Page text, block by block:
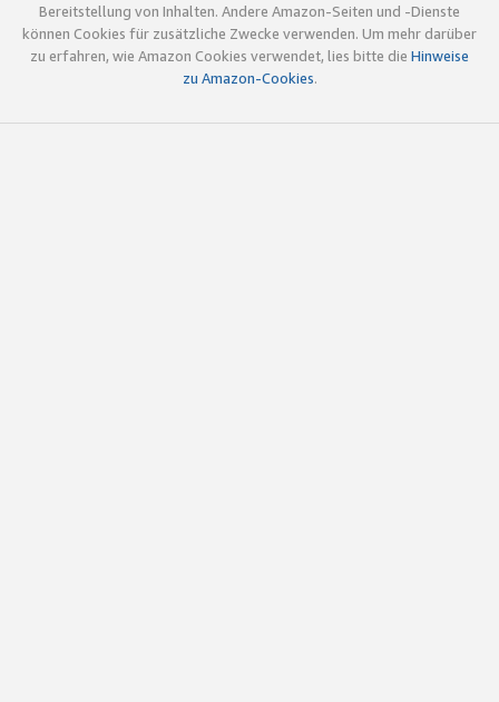
Bereitstellung von Inhalten. Andere Amazon-Seiten und -Dienste
können Cookies für zusätzliche Zwecke verwenden. Um mehr darüber
zu erfahren, wie Amazon Cookies verwendet, lies bitte die Hinweise
zu Amazon-Cookies.